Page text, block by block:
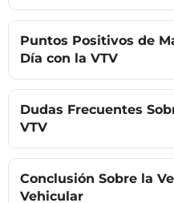
Puntos Positivos de
Día con la VTV
Dudas Frecuentes
VTV
Conclusión Sobre la
Vehicular